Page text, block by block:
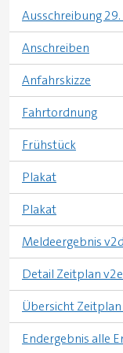
Ausschreibung
Anschreiben
Anfahrskizze
Fahrtordnung
Frühstück
Plakat
Plakat
Meldeergebnis
Detail Zeitplan
Übersicht
Endergebnis alle